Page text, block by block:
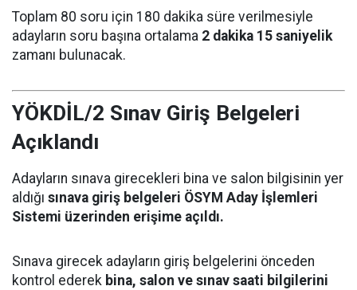
Toplam 80 soru için 180 dakika süre verilmesiyle
adayların soru başına ortalama 2 dakika 15 saniyelik
zamanı bulunacak.
YÖKDİL/2 Sınav Giriş Belgeleri
Açıklandı
Adayların sınava girecekleri bina ve salon bilgisinin yer
aldığı sınava giriş belgeleri ÖSYM Aday İşlemleri
Sistemi üzerinden erişime açıldı.
Sınava girecek adayların giriş belgelerini önceden
kontrol ederek bina, salon ve sınav saati bilgilerini